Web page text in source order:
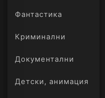
Фантастика
Криминални
Документални
Детски, анимация